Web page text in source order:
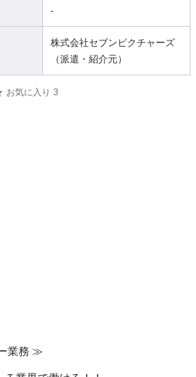
-
株式会社セブンピクチャーズ
（派遣・紹介元）
お気に入り 3
業務 ≫